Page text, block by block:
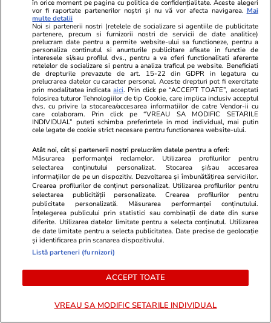
De ce socialismul și comunismul
sucesc mințile oamenilor?
17 iul.
A doua palmă de la
pierde același proces
Libertatea.ro
Ultimele știri
Bani și Afaceri
Război Iran
Monden
Lifestyle
Cele mai citite
știri
în orice moment pe pagina cu politica de confidențialitate. Aceste alegeri
vor fi raportate partenerilor noștri și nu vă vor afecta navigarea. Mai
multe detalii
Noi si partenerii nostri (retelele de socializare si agentiile de publicitate
partenere, precum si furnizorii nostri de servicii de date analitice)
prelucram date pentru a permite website-ului sa functioneze, pentru a
personaliza continutul si anunturile publicitare afisate in functie de
interesele si/sau profilul dvs., pentru a va oferi functionalitati aferente
retelelor de socializare si pentru a analiza traficul pe website. Beneficiati
de drepturile prevazute de art. 15-22 din GDPR in legatura cu
prelucrarea datelor cu caracter personal. Aceste drepturi pot fi exercitate
prin modalitatea indicataaici. Prin click pe “ACCEPT TOATE”, acceptati
folosirea tuturor Tehnologiilor de tip Cookie, care implica inclusiv acceptul
dvs. cu privire la stocarea/accesarea informatiilor de catre Vendor-ii cu
care colaboram. Prin click pe “VREAU SA MODIFIC SETARILE
INDIVIDUAL” puteti schimba preferintele in mod individual, mai putin
cele legate de cookie strict necesare pentru functionarea website-ului.
Atât noi, cât și partenerii noștri prelucrăm datele pentru a oferi:
Măsurarea performanței reclamelor. Utilizarea profilurilor pentru
selectarea conținutului personalizat. Stocarea și/sau accesarea
informațiilor de pe un dispozitiv. Dezvoltarea și îmbunătățirea serviciilor.
Crearea profilurilor de conținut personalizat. Utilizarea profilurilor pentru
selectarea publicității personalizate. Crearea profilurilor pentru
publicitate personalizată. Măsurarea performanței conținutului.
Înțelegerea publicului prin statistici sau combinații de date din surse
diferite. Utilizarea datelor limitate pentru a selecta conținutul. Utilizarea
de date limitate pentru a selecta publicitatea. Date precise de geolocație
și identificarea prin scanarea dispozitivului.
Listă parteneri (furnizori)
ACCEPT TOATE
VREAU SA MODIFIC SETARILE INDIVIDUAL